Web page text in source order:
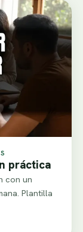
práctica
con un
Plantilla